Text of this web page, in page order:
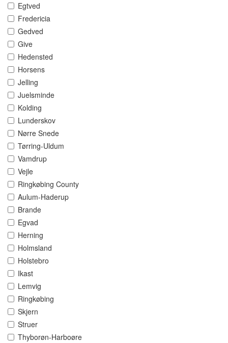
Egtved
Fredericia
Gedved
Give
Hedensted
Horsens
Jelling
Juelsminde
Kolding
Lunderskov
Nørre Snede
Tørring-Uldum
Vamdrup
Vejle
Ringkøbing County
Aulum-Haderup
Brande
Egvad
Herning
Holmsland
Holstebro
Ikast
Lemvig
Ringkøbing
Skjern
Struer
Thyborøn-Harboøre